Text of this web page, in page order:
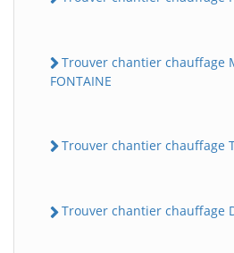
Trouver chantier chauffage
FONTAINE
Trouver chantier chauffage
Trouver chantier chauffage